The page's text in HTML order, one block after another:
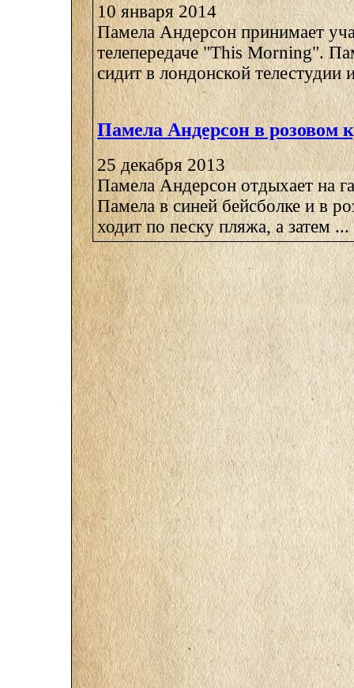
10 января 2014
Памела Андерсон принимает
телепередаче "This Morning".
сидит в лондонской телестудии
Памела Андерсон в розовом
25 декабря 2013
Памела Андерсон отдыхает на
Памела в синей бейсболке и в
ходит по песку пляжа, а затем ...